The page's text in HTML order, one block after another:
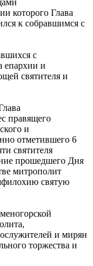
которого Глава
к собравшимся с
с
епархии и
святителя и
правящего
и
отметившего 6
святителя
прошедшего Дня
митрополит
святую
и мирян
торжества и